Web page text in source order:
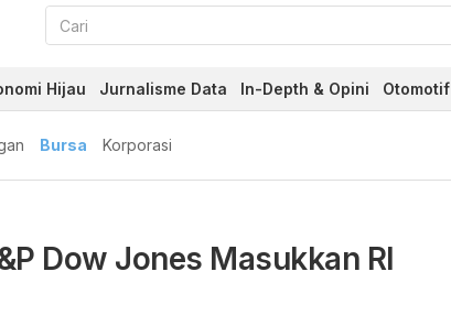
Hijau Jurnalisme Data In-Depth & Opini Otomotif
Bursa Korporasi
Dow Jones Masukkan RI